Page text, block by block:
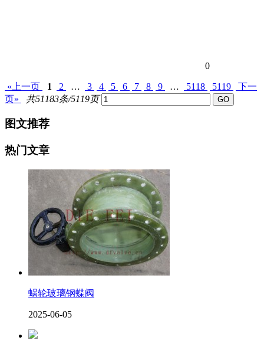
0
«上一页 1 2 … 3 4 5 6 7 8 9 … 5118 5119
下一
页»
共51183条/5119页
图文推荐
热门文章
蜗轮玻璃钢蝶阀
2025-06-05